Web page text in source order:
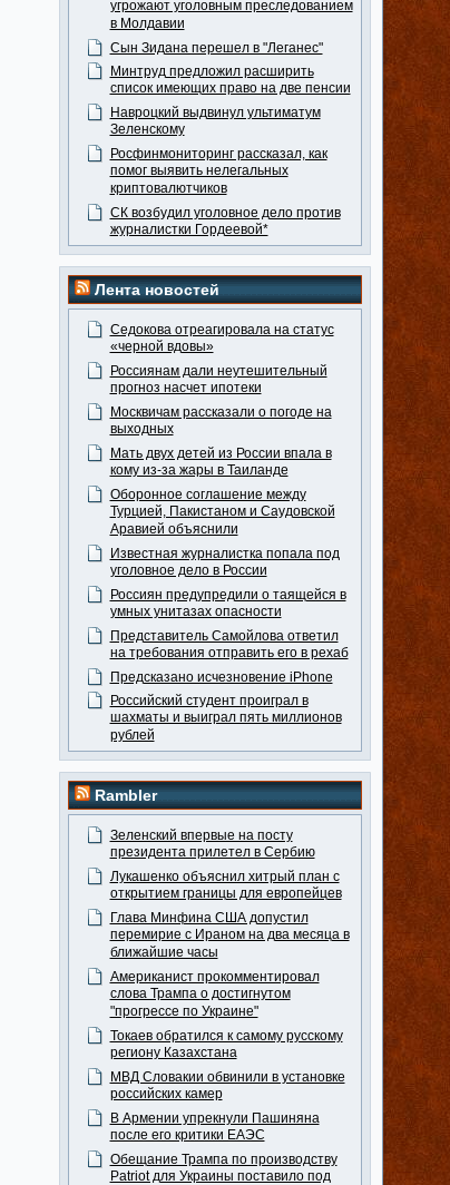
угрожают уголовным преследованием
в Молдавии
Сын Зидана перешел в "Леганес"
Минтруд предложил расширить
список имеющих право на две пенсии
Навроцкий выдвинул ультиматум
Зеленскому
Росфинмониторинг рассказал, как
помог выявить нелегальных
криптовалютчиков
СК возбудил уголовное дело против
журналистки Гордеевой*
Лента новостей
Седокова отреагировала на статус
«черной вдовы»
Россиянам дали неутешительный
прогноз насчет ипотеки
Москвичам рассказали о погоде на
выходных
Мать двух детей из России впала в
кому из-за жары в Таиланде
Оборонное соглашение между
Турцией, Пакистаном и Саудовской
Аравией объяснили
Известная журналистка попала под
уголовное дело в России
Россиян предупредили о таящейся в
умных унитазах опасности
Представитель Самойлова ответил
на требования отправить его в рехаб
Предсказано исчезновение iPhone
Российский студент проиграл в
шахматы и выиграл пять миллионов
рублей
Rambler
Зеленский впервые на посту
президента прилетел в Сербию
Лукашенко объяснил хитрый план с
открытием границы для европейцев
Глава Минфина США допустил
перемирие с Ираном на два месяца в
ближайшие часы
Американист прокомментировал
слова Трампа о достигнутом
"прогрессе по Украине"
Токаев обратился к самому русскому
региону Казахстана
МВД Словакии обвинили в установке
российских камер
В Армении упрекнули Пашиняна
после его критики ЕАЭС
Обещание Трампа по производству
Patriot для Украины поставило под